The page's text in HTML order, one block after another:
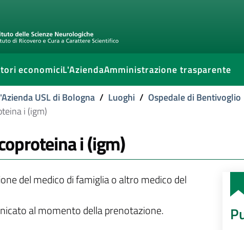
economiciL'AziendaAmministrazione trasparente
USL di Bologna / Luoghi / Ospedale di Bentivoglio
i (igm)
i (igm)
del medico di famiglia o altro medico del
al momento della prenotazione.